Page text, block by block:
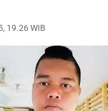
19.26 WIB